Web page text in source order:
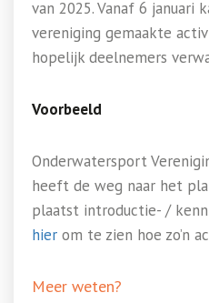
van 2025. Vanaf 6 januari
vereniging gemaakte
hopelijk deelnemers
Voorbeeld
Onderwatersport
heeft de weg naar het
plaatst introductie- /
hier om te zien hoe zo’n
Meer weten?